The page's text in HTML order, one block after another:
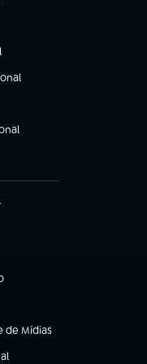
aba)
aba)
aba)
aba)
de Mídias